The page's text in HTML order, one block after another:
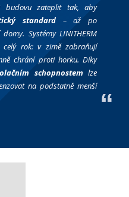
budovu zateplit tak, aby
standard – až po
Systémy LINITHERM
rok: v zimě zabraňují
chrání proti horku. Díky
schopnostem lze
na podstatně menší